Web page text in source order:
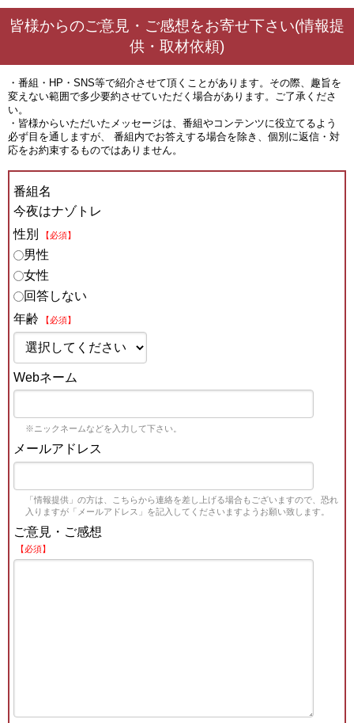
皆様からのご意見・ご感想をお寄せ下さい(情報提
供・取材依頼)
・番組・HP・SNS等で紹介させて頂くことがあります。その際、趣旨を
変えない範囲で多少要約させていただく場合があります。ご了承くださ
い。
・皆様からいただいたメッセージは、番組やコンテンツに役立てるよう
必ず目を通しますが、 番組内でお答えする場合を除き、個別に返信・対
応をお約束するものではありません。
番組名
今夜はナゾトレ
性別
【必須】
男性
女性
回答しない
年齢
【必須】
Webネーム
※ニックネームなどを入力して下さい。
メールアドレス
「情報提供」の方は、こちらから連絡を差し上げる場合もございますので、恐れ
入りますが「メールアドレス」を記入してくださいますようお願い致します。
ご意見・ご感想
【必須】